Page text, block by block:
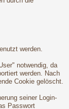
werden.
notwendig, da
werden. Nach
Cookie gelöscht.
seiner Login-
Passwort